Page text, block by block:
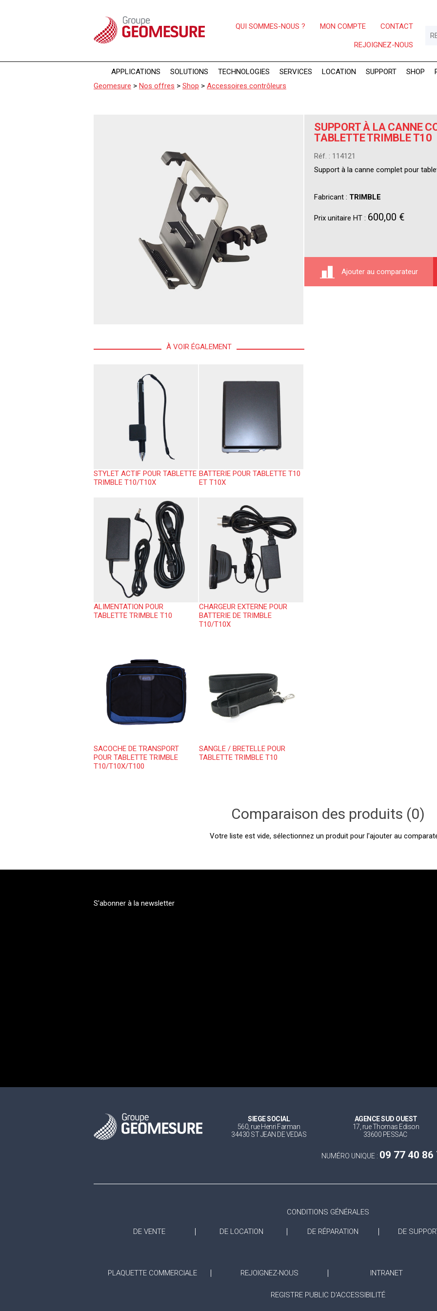
QUI SOMMES-NOUS ? MON COMPTE CONTACT
REJOIGNEZ-NOUS
APPLICATIONS SOLUTIONS TECHNOLOGIES SERVICES LOCATION SUPPORT SHOP
Geomesure > Nos offres > Shop > Accessoires contrôleurs
SUPPORT À LA CANNE
TABLETTE TRIMBLE T10
Réf. : 114121
Support à la canne complet pour
Fabricant : TRIMBLE
Prix unitaire HT : 600,00 €
Ajouter au comparateur
À VOIR ÉGALEMENT
STYLET ACTIF POUR TABLETTE
TRIMBLE T10/T10X
BATTERIE POUR TABLETTE T10
ET T10X
ALIMENTATION POUR
TABLETTE TRIMBLE T10
CHARGEUR EXTERNE POUR
BATTERIE DE TRIMBLE
T10/T10X
SACOCHE DE TRANSPORT
POUR TABLETTE TRIMBLE
T10/T10X/T100
SANGLE / BRETELLE POUR
TABLETTE TRIMBLE T10
Comparaison des produits (0)
Votre liste est vide, sélectionnez un produit pour l'ajouter au
S'abonner à la newsletter
SIEGE SOCIAL
560, rue Henri Farman
34430 ST JEAN DE VEDAS
AGENCE SUD OUEST
17, rue Thomas Edison
33600 PESSAC
NUMÉRO UNIQUE : 09 77 40 86
CONDITIONS GÉNÉRALES
DE VENTE DE LOCATION DE RÉPARATION DE
PLAQUETTE COMMERCIALE REJOIGNEZ-NOUS INTRANET
REGISTRE PUBLIC D'ACCESSIBILITÉ